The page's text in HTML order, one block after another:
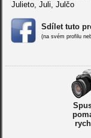
Julieto, Juli, Julčo
Sdílet tuto
(na svém profilu